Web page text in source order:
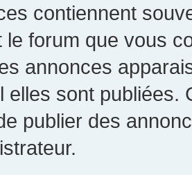
contiennent
le forum que vous
annonces
elles sont publiées.
publier des